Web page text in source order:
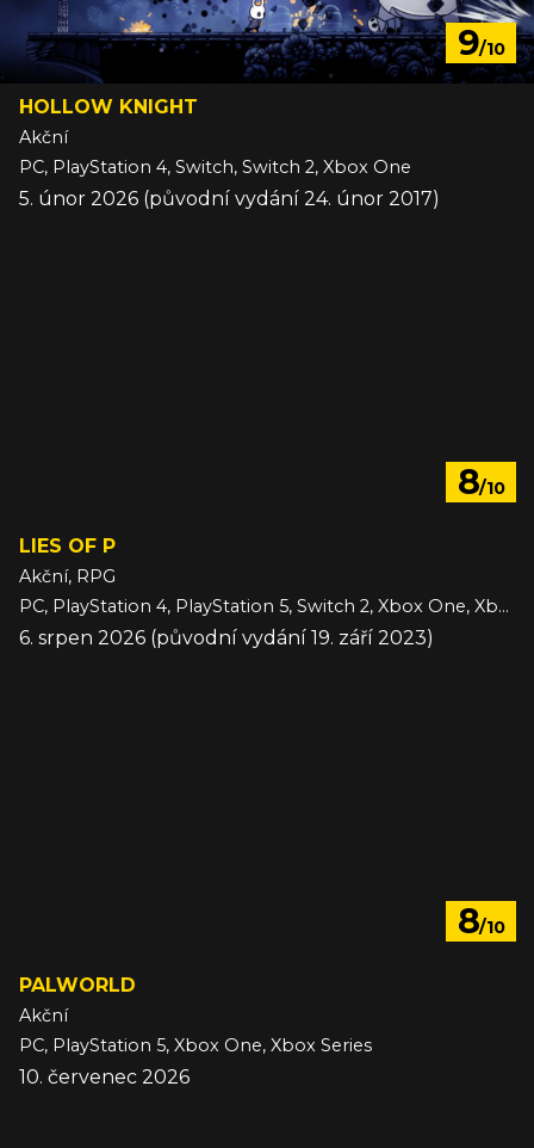
9/10
HOLLOW KNIGHT
Akční
PC, PlayStation 4, Switch, Switch 2, Xbox One
5. únor 2026 (původní vydání 24. únor 2017)
8/10
LIES OF P
Akční, RPG
PC, PlayStation 4, PlayStation 5, Switch 2, Xbox One, Xbox Series
6. srpen 2026 (původní vydání 19. září 2023)
8/10
PALWORLD
Akční
PC, PlayStation 5, Xbox One, Xbox Series
10. červenec 2026